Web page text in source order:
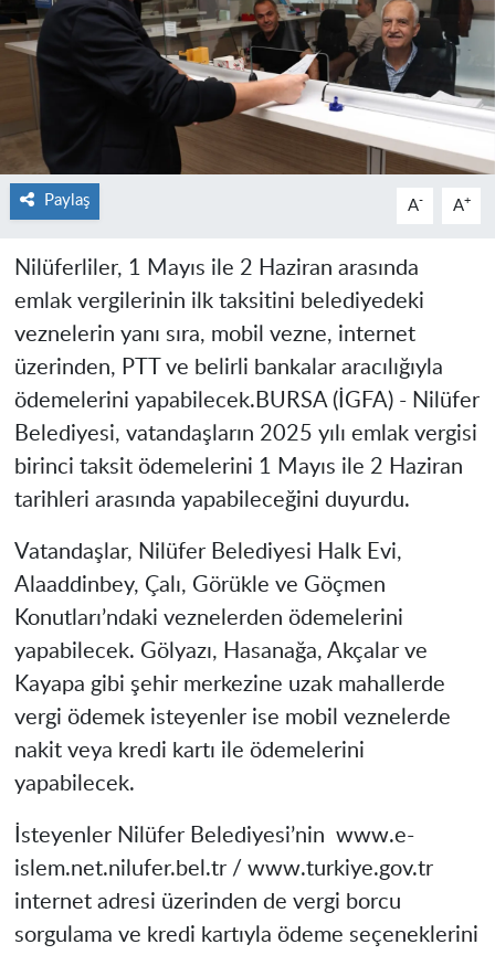
Paylaş A- A+
Nilüferliler, 1 Mayıs ile 2 Haziran arasında
emlak vergilerinin ilk taksitini belediyedeki
veznelerin yanı sıra, mobil vezne, internet
üzerinden, PTT ve belirli bankalar aracılığıyla
ödemelerini yapabilecek. BURSA (İGFA) - Nilüfer
Belediyesi, vatandaşların 2025 yılı emlak vergisi
birinci taksit ödemelerini 1 Mayıs ile 2 Haziran
tarihleri arasında yapabileceğini duyurdu.
Vatandaşlar, Nilüfer Belediyesi Halk Evi,
Alaaddinbey, Çalı, Görükle ve Göçmen
Konutları’ndaki veznelerden ödemelerini
yapabilecek. Gölyazı, Hasanağa, Akçalar ve
Kayapa gibi şehir merkezine uzak mahallerde
vergi ödemek isteyenler ise mobil veznelerde
nakit veya kredi kartı ile ödemelerini
yapabilecek.
İsteyenler Nilüfer Belediyesi’nin www.e-
islem.net.nilufer.bel.tr / www.turkiye.gov.tr
internet adresi üzerinden de vergi borcu
sorgulama ve kredi kartıyla ödeme seçeneklerini
Resmi İlanlar
Haber Arşivi